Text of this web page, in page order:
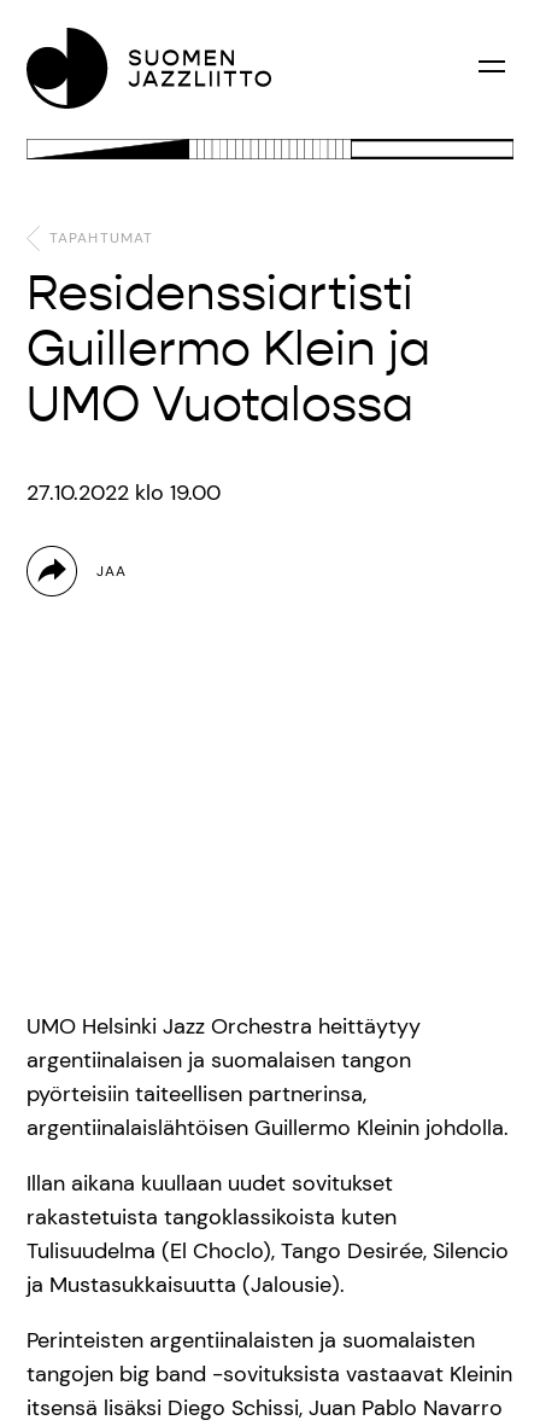
TAPAHTUMAT
Residenssiartisti
Guillermo Klein ja
UMO Vuotalossa
27.10.2022 klo 19.00
UMO Helsinki Jazz Orchestra heittäytyy
argentiinalaisen ja suomalaisen tangon
pyörteisiin taiteellisen partnerinsa,
argentiinalaislähtöisen Guillermo Kleinin johdolla.
Illan aikana kuullaan uudet sovitukset
rakastetuista tangoklassikoista kuten
Tulisuudelma (El Choclo), Tango Desirée, Silencio
ja Mustasukkaisuutta (Jalousie).
Perinteisten argentiinalaisten ja suomalaisten
tangojen big band -sovituksista vastaavat Kleinin
itsensä lisäksi Diego Schissi, Juan Pablo Navarro